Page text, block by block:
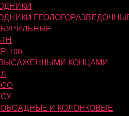
100
КОНЦАМИ
И КОЛОНКОВЫЕ